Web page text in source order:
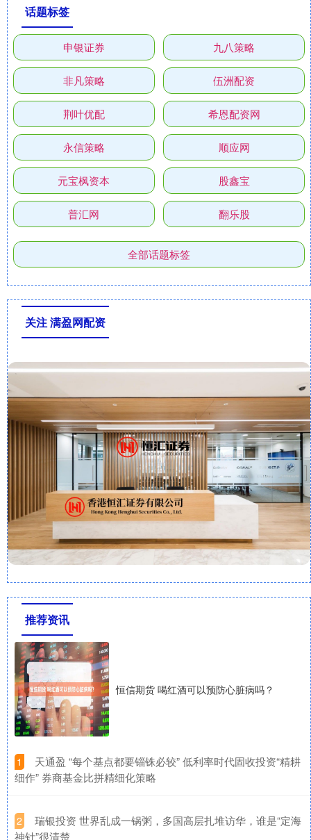
话题标签
申银证券 九八策略
非凡策略 伍洲配资
荆叶优配 希恩配资网
永信策略 顺应网
元宝枫资本 股鑫宝
普汇网 翻乐股
全部话题标签
关注 满盈网配资
推荐资讯
恒信期货 喝红酒可以预防心脏病吗？
1
​天通盈 “每个基点都要锱铢必较” 低利率时代固收投资“精耕
细作” 券商基金比拼精细化策略
2
​瑞银投资 世界乱成一锅粥，多国高层扎堆访华，谁是“定海
神针”很清楚